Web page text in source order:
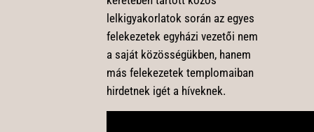
lelkigyakorlatok során az egyes
felekezetek egyházi vezetői nem
a saját közösségükben, hanem
más felekezetek templomaiban
hirdetnek igét a híveknek.